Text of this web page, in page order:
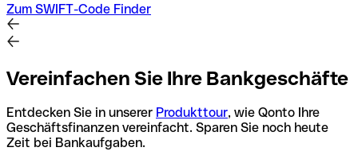
Zum SWIFT-Code Finder
Vereinfachen Sie Ihre Bankgeschäfte
Entdecken Sie in unserer Produkttour, wie Qonto Ihre
Geschäftsfinanzen vereinfacht. Sparen Sie noch heute
Zeit bei Bankaufgaben.